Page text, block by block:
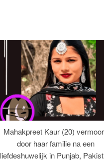
Mahakpreet Kaur (20)
door haar familie na een
liefdeshuwelijk in Punjab,